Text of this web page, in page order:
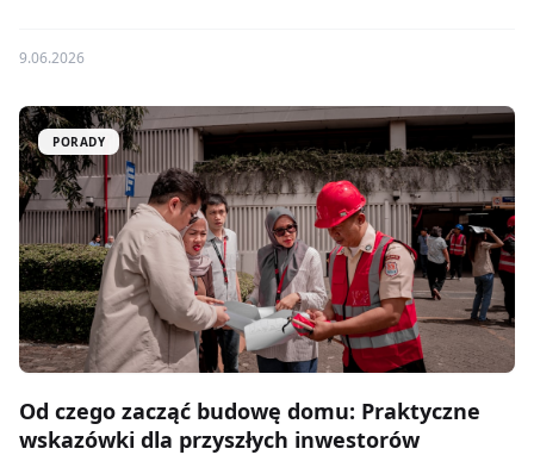
9.06.2026
PORADY
Od czego zacząć budowę domu: Praktyczne
wskazówki dla przyszłych inwestorów